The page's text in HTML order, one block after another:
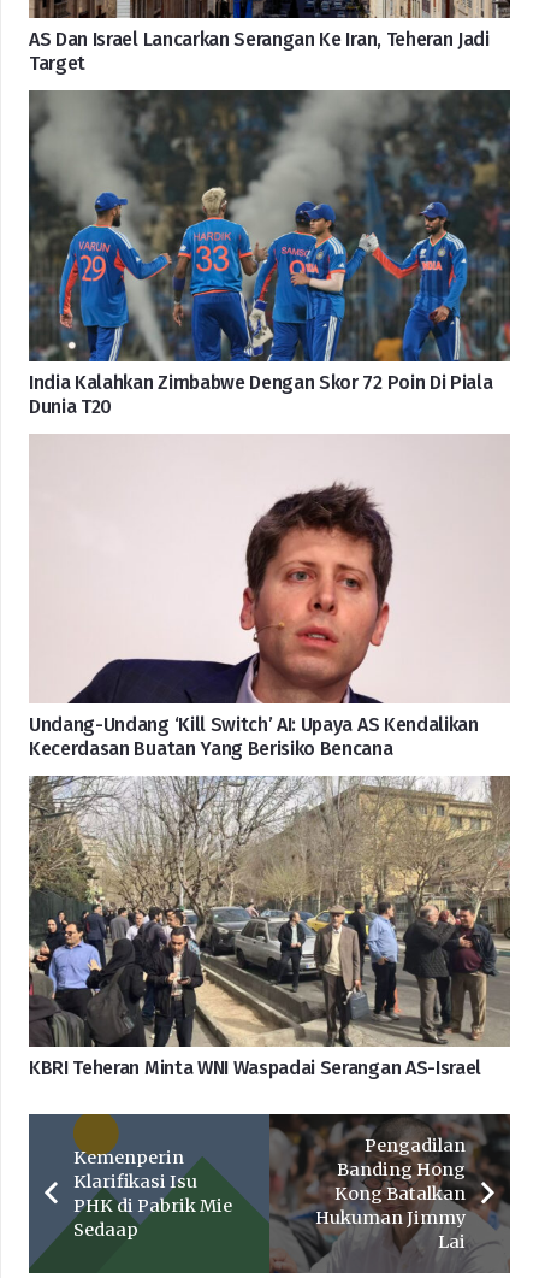
AS Dan Israel Lancarkan Serangan Ke Iran, Teheran Jadi
Target
India Kalahkan Zimbabwe Dengan Skor 72 Poin Di Piala
Dunia T20
Undang-Undang ‘Kill Switch’ AI: Upaya AS Kendalikan
Kecerdasan Buatan Yang Berisiko Bencana
KBRI Teheran Minta WNI Waspadai Serangan AS-Israel
Kemenperin
Klarifikasi Isu
PHK di Pabrik Mie
Sedaap
Pengadilan
Banding Hong
Kong Batalkan
Hukuman Jimmy
Lai